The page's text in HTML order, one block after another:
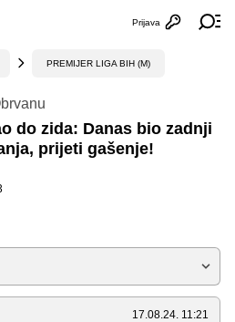
Otvori
Prijava
PREMIJER LIGA BIH (M)
do zida: Danas bio zadnji
prijeti gašenje!
17.08.24. 11:21